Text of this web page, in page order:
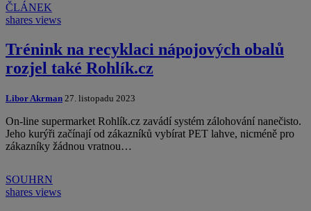
ČLÁNEK
shares views
Trénink na recyklaci nápojových obalů
rozjel také Rohlík.cz
Libor Akrman 27. listopadu 2023
On-line supermarket Rohlík.cz zavádí systém zálohování nanečisto.
Jeho kurýři začínají od zákazníků vybírat PET lahve, nicméně pro
zákazníky žádnou vratnou…
SOUHRN
shares views